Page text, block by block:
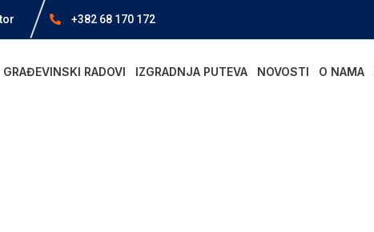
+382 68 170 172
GRAĐEVINSKI RADOVI IZGRADNJA PUTEVA NOVOSTI O NAMA